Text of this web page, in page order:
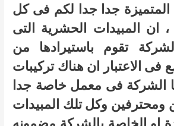
المتميزة جدا جدا لكم فى كل
ان المبيدات الحشرية التى
تقوم باستيرادها من
فى الاعتبار ان هناك تركيبات
الشركة فى معمل خاصة جدا
وكل تلك المبيدات
او الخاصة بالشركة مضمونه